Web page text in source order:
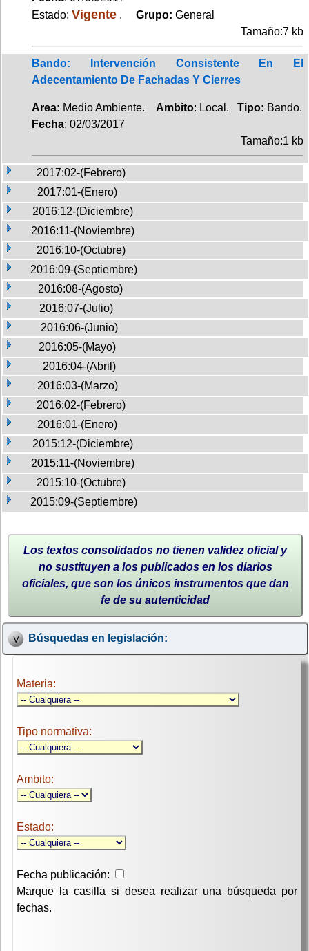
Estado: Vigente . Grupo: General
Tamaño:7 kb
Bando: Intervención Consistente En El
Adecentamiento De Fachadas Y Cierres
Area: Medio Ambiente. Ambito: Local. Tipo: Bando.
Fecha: 02/03/2017
Tamaño:1 kb
2017:02-(Febrero)
2017:01-(Enero)
2016:12-(Diciembre)
2016:11-(Noviembre)
2016:10-(Octubre)
2016:09-(Septiembre)
2016:08-(Agosto)
2016:07-(Julio)
2016:06-(Junio)
2016:05-(Mayo)
2016:04-(Abril)
2016:03-(Marzo)
2016:02-(Febrero)
2016:01-(Enero)
2015:12-(Diciembre)
2015:11-(Noviembre)
2015:10-(Octubre)
2015:09-(Septiembre)
Los textos consolidados no tienen validez oficial y
no sustituyen a los publicados en los diarios
oficiales, que son los únicos instrumentos que dan
fe de su autenticidad
Búsquedas en legislación:
Materia:
Tipo normativa:
Ambito:
Estado:
Fecha publicación:
Marque la casilla si desea realizar una búsqueda por
fechas.